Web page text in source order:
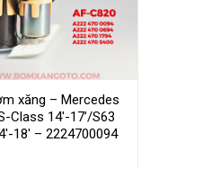
xăng – Mercedes
Class 14′-17’/S63
18′ – 2224700094